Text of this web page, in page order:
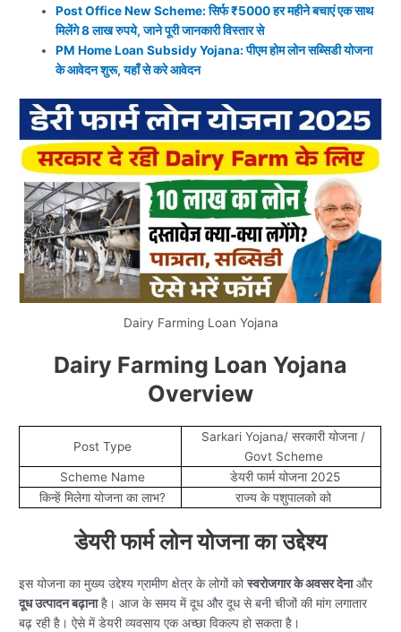
Post Office New Scheme: सिर्फ ₹5000 हर महीने बचाएं एक साथ
मिलेंगे 8 लाख रुपये, जाने पूरी जानकारी विस्तार से
PM Home Loan Subsidy Yojana: पीएम होम लोन सब्सिडी योजना
के आवेदन शुरू, यहाँ से करे आवेदन
Dairy Farming Loan Yojana
Dairy Farming Loan Yojana
Overview
Post Type
Sarkari Yojana/ सरकारी योजना /
Govt Scheme
Scheme Name
डेयरी फार्म योजना 2025
किन्हें मिलेगा योजना का लाभ?
राज्य के पशुपालको को
डेयरी फार्म लोन योजना का उद्देश्य
इस योजना का मुख्य उद्देश्य ग्रामीण क्षेत्र के लोगों कोस्वरोजगार के अवसर देनाऔर
दूध उत्पादन बढ़ानाहै। आज के समय में दूध और दूध से बनी चीजों की मांग लगातार
बढ़ रही है। ऐसे में डेयरी व्यवसाय एक अच्छा विकल्प हो सकता है।